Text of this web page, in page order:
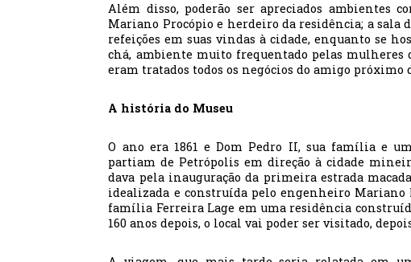
Além disso, poderão ser apreciados ambientes
Mariano Procópio e herdeiro da residência; a
refeições em suas vindas à cidade, enquanto se
chá, ambiente muito frequentado pelas mulheres
eram tratados todos os negócios do amigo próximo
A história do Museu
O ano era 1861 e Dom Pedro II, sua família e
partiam de Petrópolis em direção à cidade
dava pela inauguração da primeira estrada
idealizada e construída pelo engenheiro Mariano
família Ferreira Lage em uma residência
160 anos depois, o local vai poder ser visitado,